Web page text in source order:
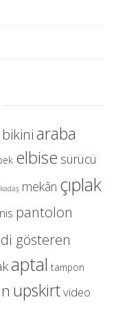
bikiniaraba
elbise sürücü
mekân çıplak
pantolon
gösteren
aptal tampon
upskirtvideo